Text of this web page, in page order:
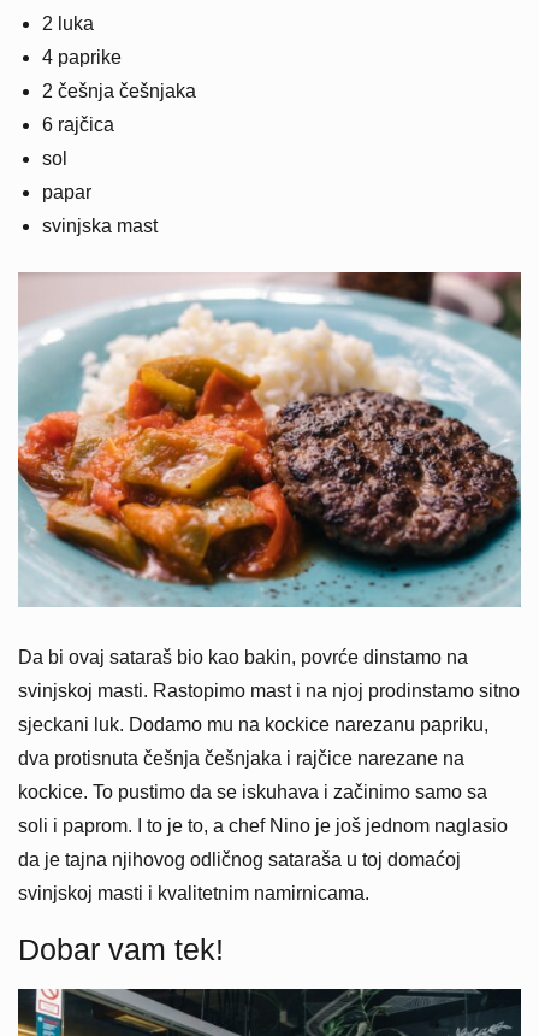
2 luka
4 paprike
2 češnja češnjaka
6 rajčica
sol
papar
svinjska mast
Da bi ovaj sataraš bio kao bakin, povrće dinstamo na
svinjskoj masti. Rastopimo mast i na njoj prodinstamo sitno
sjeckani luk. Dodamo mu na kockice narezanu papriku,
dva protisnuta češnja češnjaka i rajčice narezane na
kockice. To pustimo da se iskuhava i začinimo samo sa
soli i paprom. I to je to, a chef Nino je još jednom naglasio
da je tajna njihovog odličnog sataraša u toj domaćoj
svinjskoj masti i kvalitetnim namirnicama.
Dobar vam tek!